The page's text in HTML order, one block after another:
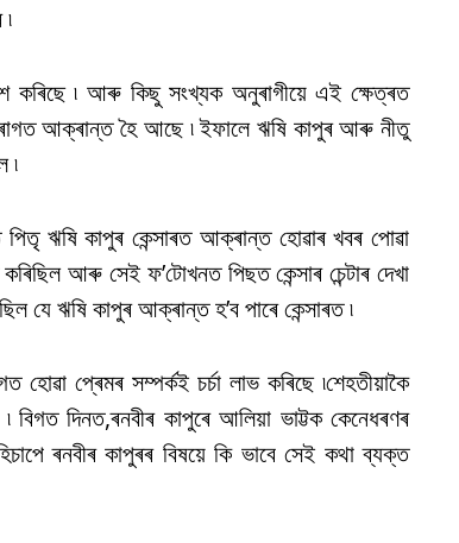
কৰিছে ৷ আৰু কিছু সংখ্যক অনুৰাগীয়ে এই ক্ষেত্ৰত
ৰোগত আক্ৰান্ত হৈ আছে ৷ ইফালে ঋষি কাপুৰ আৰু নীতু
৷
ঋষি কাপুৰ কেন্সাৰত আক্ৰান্ত হোৱাৰ খবৰ পোৱা
আৰু সেই ফ’টোখনত পিছত কেন্সাৰ চেন্টাৰ দেখা
যে ঋষি কাপুৰ আক্ৰান্ত হ’ব পাৰে কেন্সাৰত ৷
প্ৰেমৰ সম্পৰ্কই চৰ্চা লাভ কৰিছে ৷শেহতীয়াকৈ
দিনত,ৰনবীৰ কাপুৰে আলিয়া ভাট্টক কেনেধৰণৰ
ৰনবীৰ কাপুৰৰ বিষয়ে কি ভাবে সেই কথা ব্যক্ত